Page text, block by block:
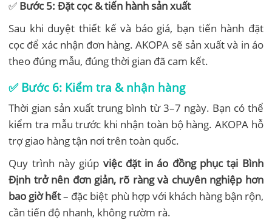
✅ Bước 5: Đặt cọc & tiến hành sản xuất
Sau khi duyệt thiết kế và báo giá, bạn tiến hành đặt
cọc để xác nhận đơn hàng. AKOPA sẽ sản xuất và in áo
theo đúng mẫu, đúng thời gian đã cam kết.
✅ Bước 6: Kiểm tra & nhận hàng
Thời gian sản xuất trung bình từ 3–7 ngày. Bạn có thể
kiểm tra mẫu trước khi nhận toàn bộ hàng. AKOPA hỗ
trợ giao hàng tận nơi trên toàn quốc.
Quy trình này giúp việc đặt in áo đồng phục tại Bình
Định trở nên đơn giản, rõ ràng và chuyên nghiệp hơn
bao giờ hết– đặc biệt phù hợp với khách hàng bận rộn,
cần tiến độ nhanh, không rườm rà.